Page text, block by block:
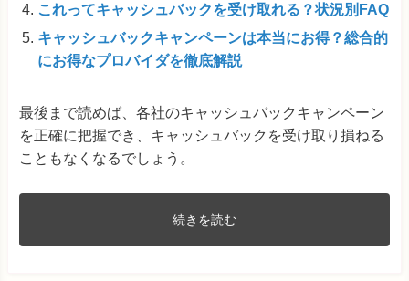
これってキャッシュバックを受け取れる？状況別FAQ
キャッシュバックキャンペーンは本当にお得？総合的
にお得なプロバイダを徹底解説
最後まで読めば、各社のキャッシュバックキャンペーン
を正確に把握でき、キャッシュバックを受け取り損ねる
こともなくなるでしょう。
続きを読む